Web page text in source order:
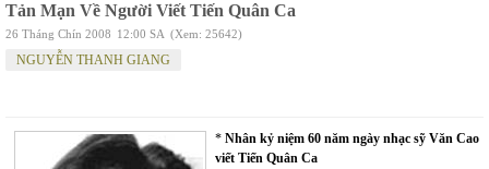
Tản Mạn Về Người Viết Tiến Quân Ca
26 Tháng Chín 2008 12:00 SA (Xem: 25642)
NGUYỄN THANH GIANG
* Nhân kỷ niệm 60 năm ngày nhạc sỹ Văn Cao
viết Tiến Quân Ca